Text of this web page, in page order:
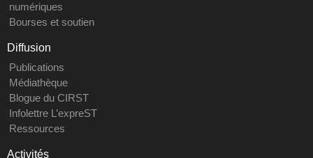
numériques
Bourses et soutien
Diffusion
Publications
Médiathèque
Blogue du CIRST
Infolettre L’expreST
Ressources
Activités